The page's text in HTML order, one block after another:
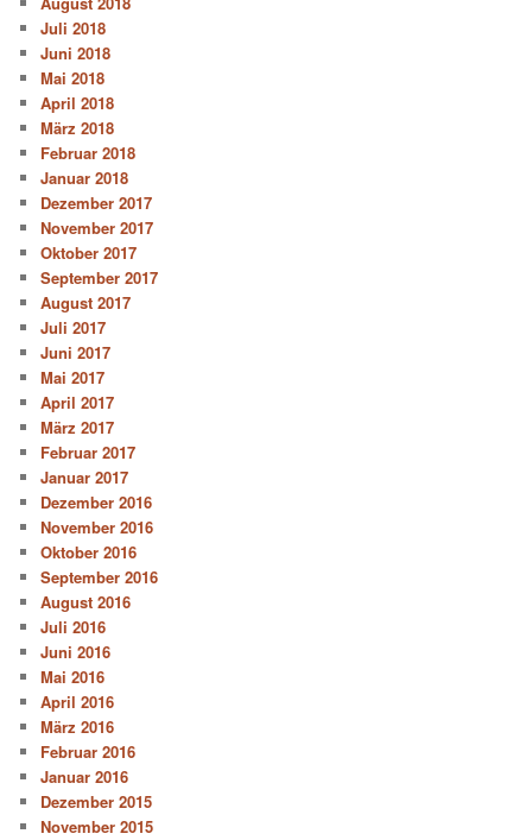
Juli 2018
Juni 2018
Mai 2018
April 2018
März 2018
Februar 2018
Januar 2018
Dezember 2017
November 2017
Oktober 2017
September 2017
August 2017
Juli 2017
Juni 2017
Mai 2017
April 2017
März 2017
Februar 2017
Januar 2017
Dezember 2016
November 2016
Oktober 2016
September 2016
August 2016
Juli 2016
Juni 2016
Mai 2016
April 2016
März 2016
Februar 2016
Januar 2016
Dezember 2015
November 2015